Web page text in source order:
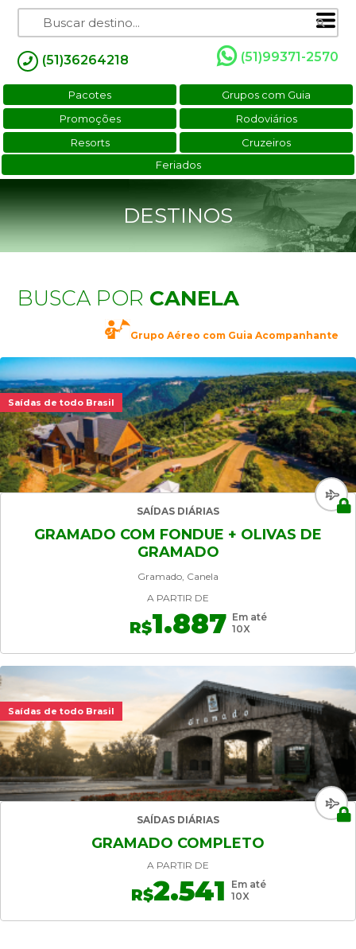
(51)36264218 (51)99371-2570
Pacotes
Grupos com Guia
Promoções
Rodoviários
Resorts
Cruzeiros
Feriados
DESTINOS
BUSCA POR CANELA
Grupo Aéreo com Guia Acompanhante
Saídas de todo Brasil
SAÍDAS DIÁRIAS
GRAMADO COM FONDUE + OLIVAS DE
GRAMADO
Gramado, Canela
A PARTIR DE
R$1.887 Em até
10X
Saídas de todo Brasil
SAÍDAS DIÁRIAS
GRAMADO COMPLETO
A PARTIR DE
R$2.541
Em até
10X